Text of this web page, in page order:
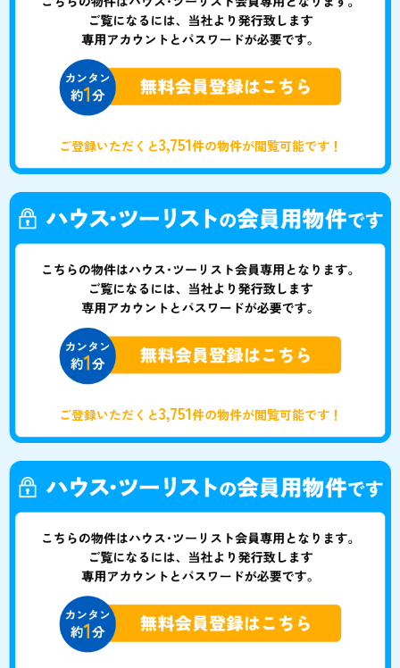
ご登録いただくと3,751件の物件が閲覧可能です！
ご登録いただくと3,751件の物件が閲覧可能です！